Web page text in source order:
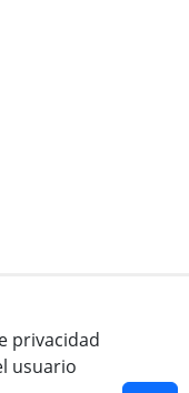
privacidad
usuario